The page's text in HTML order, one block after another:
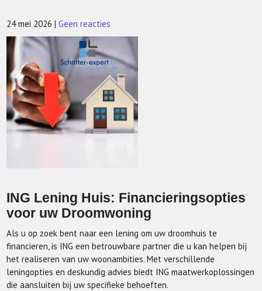
24 mei 2026 |Geen reacties
ING Lening Huis: Financieringsopties
voor uw Droomwoning
Als u op zoek bent naar een lening om uw droomhuis te
financieren, is ING een betrouwbare partner die u kan helpen bij
het realiseren van uw woonambities. Met verschillende
leningopties en deskundig advies biedt ING maatwerkoplossingen
die aansluiten bij uw specifieke behoeften.